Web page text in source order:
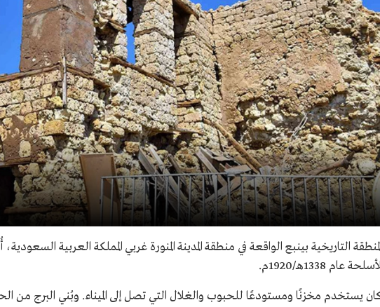
التاريخية بينبع الواقعة في منطقة المدينة المنورة غربي المملكة العربية
يستخدم مخزنًا ومستودعًا للحبوب والغلال التي تصل إلى الميناء. وبُني البرج من